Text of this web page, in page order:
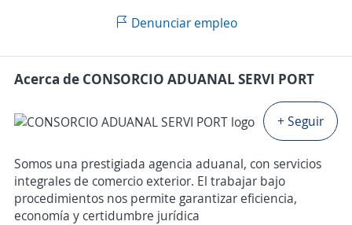
Denunciar empleo
Acerca de CONSORCIO ADUANAL SERVI PORT
+ Seguir
Somos una prestigiada agencia aduanal, con servicios
integrales de comercio exterior. El trabajar bajo
procedimientos nos permite garantizar eficiencia,
economía y certidumbre jurídica